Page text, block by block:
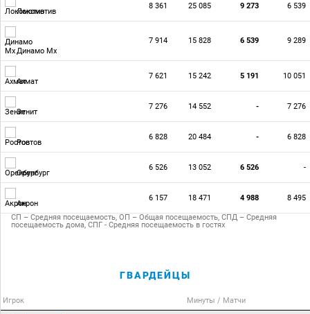
Локомотив
8 361 25 085 9 273 6 539
Динамо Мх
7 914 15 828 6 539 9 289
Ахмат
7 621 15 242 5 191 10 051
Зенит
7 276 14 552 - 7 276
Ростов
6 828 20 484 - 6 828
Оренбург
6 526 13 052 6 526 -
Акрон
6 157 18 471 4 988 8 495
СП – Средняя посещаемость, ОП – Общая посещаемость, СПД – Средняя
посещаемость дома, СПГ - Средняя посещаемость в гостях
ГВАРДЕЙЦЫ
Игрок Минуты / Матчи